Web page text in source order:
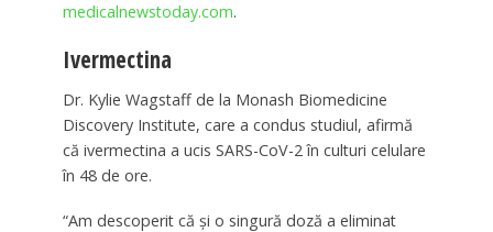
medicalnewstoday.com.
Ivermectina
Dr. Kylie Wagstaff de la Monash Biomedicine
Discovery Institute, care a condus studiul, afirmă
că ivermectina a ucis SARS-CoV-2 în culturi celulare
în 48 de ore.
“Am descoperit că și o singură doză a eliminat